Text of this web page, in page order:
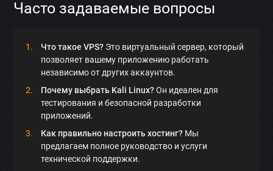
Часто задаваемые вопросы
Что такое VPS? Это виртуальный сервер, который
позволяет вашему приложению работать
независимо от других аккаунтов.
Почему выбрать Kali Linux?Он идеален для
тестирования и безопасной разработки
приложений.
Как правильно настроить хостинг? Мы
предлагаем полное руководство и услуги
технической поддержки.
Обсудить приложение